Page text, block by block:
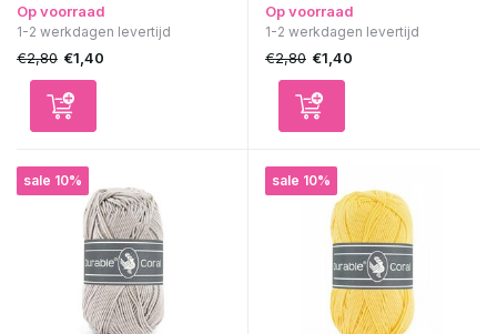
Op voorraad
1-2 werkdagen levertijd
€2,80 €1,40
Op voorraad
1-2 werkdagen levertijd
€2,80 €1,40
sale 10% sale 10%